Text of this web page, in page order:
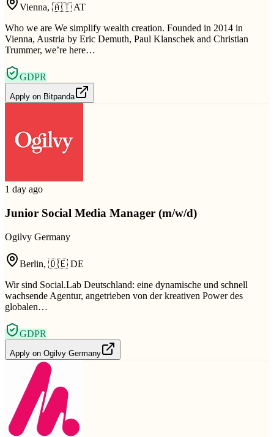
Vienna, 🇦🇹AT
Who we are We simplify wealth creation. Founded in 2014 in
Vienna, Austria by Eric Demuth, Paul Klanschek and Christian
Trummer, we’re here…
GDPR
Apply on Bitpanda
1 day ago
Junior Social Media Manager (m/w/d)
Ogilvy Germany
Berlin, 🇩🇪 DE
Wir sind Social.Lab Deutschland: eine dynamische und schnell
wachsende Agentur, angetrieben von der kreativen Power des
globalen…
GDPR
Apply on Ogilvy Germany